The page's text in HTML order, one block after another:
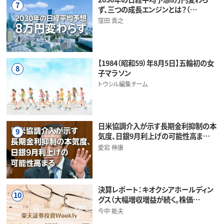
7
ず、三つの成長エンジンとは？（…
窪田 真之
8
【1984（昭和59）年8月5日】五輪初の女
子マラソン
トウシル編集チーム
9
日米協調介入が示す長期金利抑制の本
気度、日銀9月利上げの可能性高ま…
愛宕 伸康
10
決算レポート：キオクシアホールディン
グス（大幅増収増益が続く。株価…
今中 能夫